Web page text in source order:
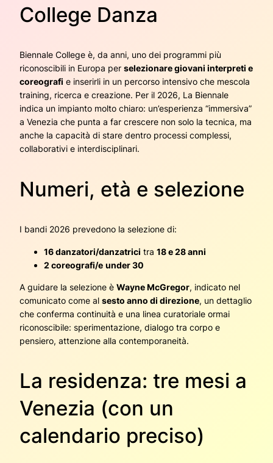
College Danza
Biennale College è, da anni, uno dei programmi più
riconoscibili in Europa per selezionare giovani interpreti e
coreografi e inserirli in un percorso intensivo che mescola
training, ricerca e creazione. Per il 2026, La Biennale
indica un impianto molto chiaro: un’esperienza “immersiva”
a Venezia che punta a far crescere non solo la tecnica, ma
anche la capacità di stare dentro processi complessi,
collaborativi e interdisciplinari.
Numeri, età e selezione
I bandi 2026 prevedono la selezione di:
16 danzatori/danzatrici tra 18 e 28 anni
2 coreografi/e under 30
A guidare la selezione è Wayne McGregor, indicato nel
comunicato come al sesto anno di direzione, un dettaglio
che conferma continuità e una linea curatoriale ormai
riconoscibile: sperimentazione, dialogo tra corpo e
pensiero, attenzione alla contemporaneità.
La residenza: tre mesi a
Venezia (con un
calendario preciso)